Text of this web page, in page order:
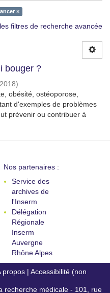
×
filtres de recherche avancée
bouger ?
2018)
obésité, ostéoporose,
d'exemples de problèmes
prévenir ou contribuer à
Nos partenaires :
Service des
archives de
l'Inserm
Délégation
Régionale
Inserm
Auvergne
Rhône Alpes
propos | Accessibilité (non
recherche médicale - 101, rue